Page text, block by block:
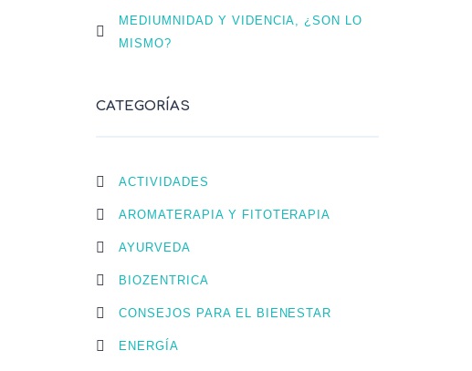
MEDIUMNIDAD Y VIDENCIA, ¿SON LO
MISMO?
CATEGORÍAS
ACTIVIDADES
AROMATERAPIA Y FITOTERAPIA
AYURVEDA
BIOZENTRICA
CONSEJOS PARA EL BIENESTAR
ENERGÍA